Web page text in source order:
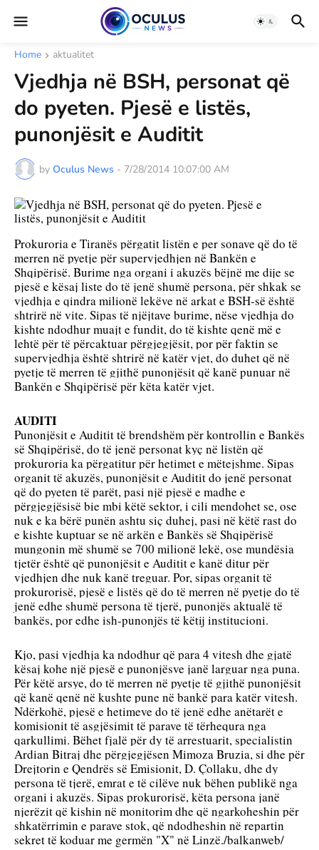
Home aktualitet
Vjedhja në BSH, personat që
do pyeten. Pjesë e listës,
punonjësit e Auditit
by Oculus News - 7/28/2014 10:07:00 AM
Prokuroria e Tiranës përgatit listën e per sonave që do të
merren në pyetje për supervjedhjen në Bankën e
Shqipërisë. Burime nga organi i akuzës bëjnë me dije se
pjesë e kësaj liste do të jenë shumë persona, për shkak se
vjedhja e qindra milionë lekëve në arkat e BSH-së është
shtrirë në vite. Sipas të njëjtave burime, nëse vjedhja do
kishte ndodhur muajt e fundit, do të kishte qenë më e
lehtë për të përcaktuar përgjegjësit, por për faktin se
supervjedhja është shtrirë në katër vjet, do duhet që në
pyetje të merren të gjithë punonjësit që kanë punuar në
Bankën e Shqipërisë për këta katër vjet.
AUDITI
Punonjësit e Auditit të brendshëm për kontrollin e Bankës
së Shqipërisë, do të jenë personat kyç në listën që
prokuroria ka përgatitur për hetimet e mëtejshme. Sipas
organit të akuzës, punonjësit e Auditit do jenë personat
që do pyeten të parët, pasi një pjesë e madhe e
përgjegjësisë bie mbi këtë sektor, i cili mendohet se, ose
nuk e ka bërë punën ashtu siç duhej, pasi në këtë rast do
e kishte kuptuar se në arkën e Bankës së Shqipërisë
mungonin më shumë se 700 milionë lekë, ose mundësia
tjetër është që punonjësit e Auditit e kanë ditur për
vjedhjen dhe nuk kanë treguar. Por, sipas organit të
prokurorisë, pjesë e listës që do të merren në pyetje do të
jenë edhe shumë persona të tjerë, punonjës aktualë të
bankës, por edhe ish-punonjës të këtij institucioni.
Kjo, pasi vjedhja ka ndodhur që para 4 vitesh dhe gjatë
kësaj kohe një pjesë e punonjësve janë larguar nga puna.
Për këtë arsye, do të merren në pyetje të gjithë punonjësit
që kanë qenë në kushte pune në bankë para katër vitesh.
Ndërkohë, pjesë e hetimeve do të jenë edhe anëtarët e
komisionit të asgjësimit të parave të tërhequra nga
qarkullimi. Bëhet fjalë për dy të arrestuarit, specialistin
Ardian Bitraj dhe përgjegjësen Mimoza Bruzia, si dhe për
Drejtorin e Qendrës së Emisionit, D. Çollaku, dhe dy
persona të tjerë, emrat e të cilëve nuk bëhen publikë nga
organi i akuzës. Sipas prokurorisë, këta persona janë
njerëzit që kishin në monitorim dhe që ngarkoheshin për
shkatërrimin e parave stok, që ndodheshin në repartin
sekret të koduar me germën "X" në Linzë./balkanweb/